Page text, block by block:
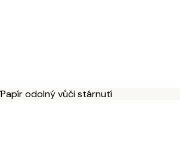
Papír odolný vůči stárnutí